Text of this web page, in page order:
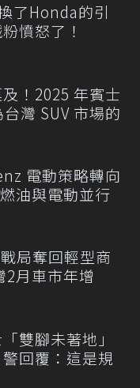
了Honda的引
憤怒了！
！2025 年賓士
灣 SUV 市場的
電動策略轉向
油與電動並行
局奪回輕型商
2月車市年增
雙腳未著地」
回覆：這是規